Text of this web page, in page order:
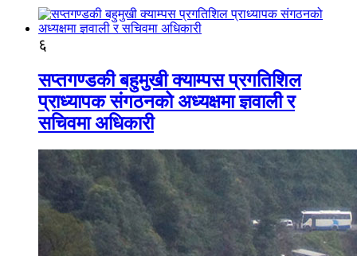
६
सप्तगण्डकी बहुमुखी क्याम्पस प्रगतिशिल
प्राध्यापक संगठनको अध्यक्षमा ज्ञवाली र
सचिवमा अधिकारी